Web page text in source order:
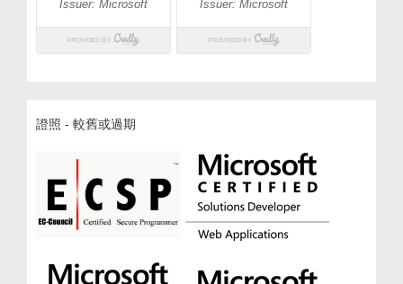
證照 - 較舊或過期